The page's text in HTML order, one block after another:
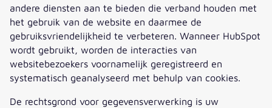
andere diensten aan te bieden die verband houden met
het gebruik van de website en daarmee de
gebruiksvriendelijkheid te verbeteren. Wanneer HubSpot
wordt gebruikt, worden de interacties van
websitebezoekers voornamelijk geregistreerd en
systematisch geanalyseerd met behulp van cookies.
De rechtsgrond voor gegevensverwerking is uw